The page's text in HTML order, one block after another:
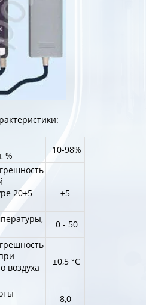
%
10-98%
20±5
±5
0 - 50
воздуха
±0,5 °С
8,0